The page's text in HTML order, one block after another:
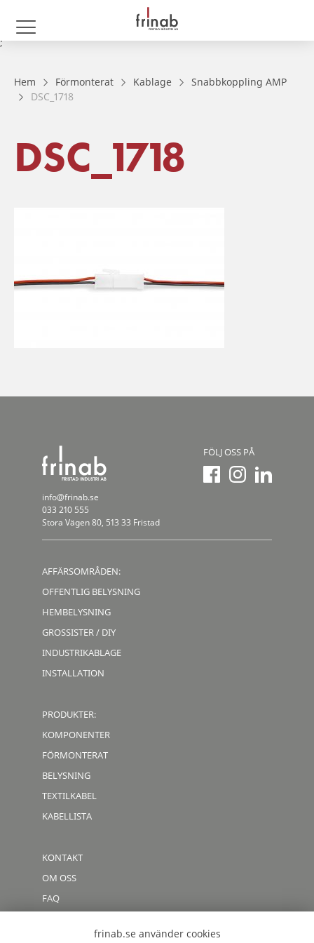
;
Hem Förmonterat Kablage
Snabbkoppling AMP
DSC_1718
DSC_1718
info@frinab.se
033 210 555
Stora Vägen 80, 513 33 Fristad
FÖLJ OSS PÅ
AFFÄRSOMRÅDEN:
OFFENTLIG BELYSNING
HEMBELYSNING
GROSSISTER / DIY
INDUSTRIKABLAGE
INSTALLATION
PRODUKTER:
KOMPONENTER
FÖRMONTERAT
BELYSNING
TEXTILKABEL
KABELLISTA
KONTAKT
OM OSS
FAQ
frinab.se använder cookies